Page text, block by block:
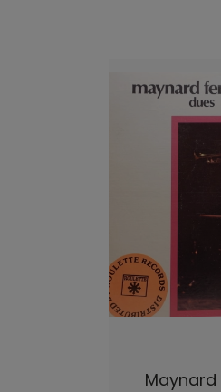
Maynard
POWIADOM O